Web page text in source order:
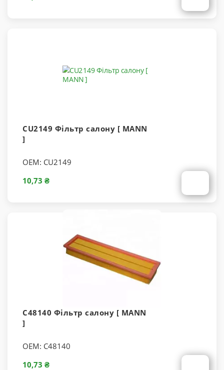
CU2149 Фільтр салону [ MANN
]
OEM: CU2149
10,73 ₴
C48140 Фільтр салону [ MANN
]
OEM: C48140
10,73 ₴